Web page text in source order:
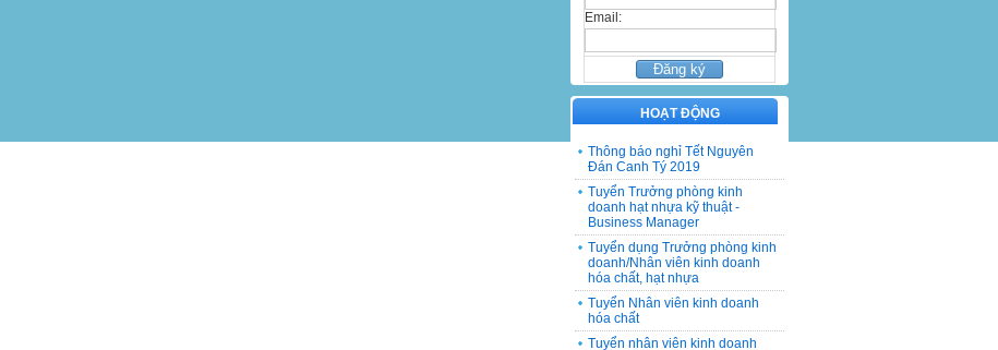
Email:
HOẠT ĐỘNG
Thông báo nghỉ Tết Nguyên
Đán Canh Tý 2019
Tuyển Trưởng phòng kinh
doanh hạt nhựa kỹ thuật -
Business Manager
Tuyển dụng Trưởng phòng kinh
doanh/Nhân viên kinh doanh
hóa chất, hạt nhựa
Tuyển Nhân viên kinh doanh
hóa chất
Tuyển nhân viên kinh doanh